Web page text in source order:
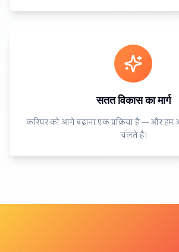
सतत विकास का मार्ग
करियर को आगे बढ़ाना एक प्रक्रिया है — और
चलते हैं।